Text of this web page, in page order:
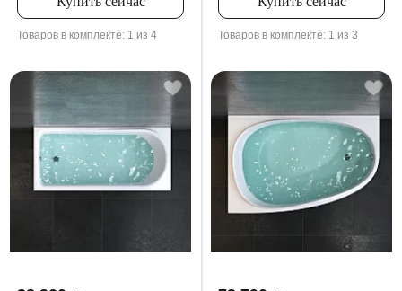
Товаров в комплекте: 1 из 4 Товаров в комплекте: 1 из 3